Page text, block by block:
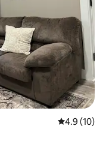
Ukadiriaji
4.9 (10)